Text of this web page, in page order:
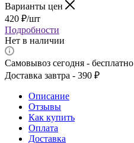
Варианты цен
420 ₽/шт
Подробности
Нет в наличии
Самовывоз сегодня - бесплатно
Доставка завтра - 390 ₽
Описание
Отзывы
Как купить
Оплата
Доставка